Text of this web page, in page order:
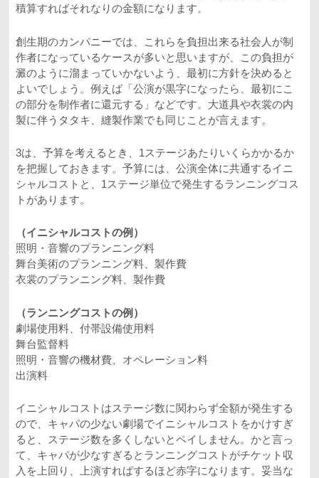
積算すればそれなりの金額になります。
創生期のカンパニーでは、これらを負担出来る社会人が制
作者になっているケースが多いと思いますが、この負担が
澱のように溜まっていかないよう、最初に方針を決めると
よいでしょう。例えば「公演が黒字になったら、最初にこ
の部分を制作者に還元する」などです。大道具や衣裳の内
製に伴うタタキ、縫製作業でも同じことが言えます。
3は、予算を考えるとき、1ステージあたりいくらかかるか
を把握しておきます。予算には、公演全体に共通するイニ
シャルコストと、1ステージ単位で発生するランニングコス
トがあります。
（イニシャルコストの例）
照明・音響のプランニング料
舞台美術のプランニング料、製作費
衣裳のプランニング料、製作費
（ランニングコストの例）
劇場使用料、付帯設備使用料
舞台監督料
照明・音響の機材費、オペレーション料
出演料
イニシャルコストはステージ数に関わらず全額が発生する
ので、キャパの少ない劇場でイニシャルコストをかけすぎ
ると、ステージ数を多くしないとペイしません。かと言っ
て、キャパが少なすぎるとランニングコストがチケット収
入を上回り、上演すればするほど赤字になります。妥当な